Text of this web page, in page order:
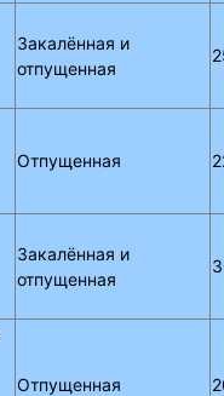
Закалённая и
отпущенная
Отпущенная
Закалённая и
отпущенная
Отпущенная